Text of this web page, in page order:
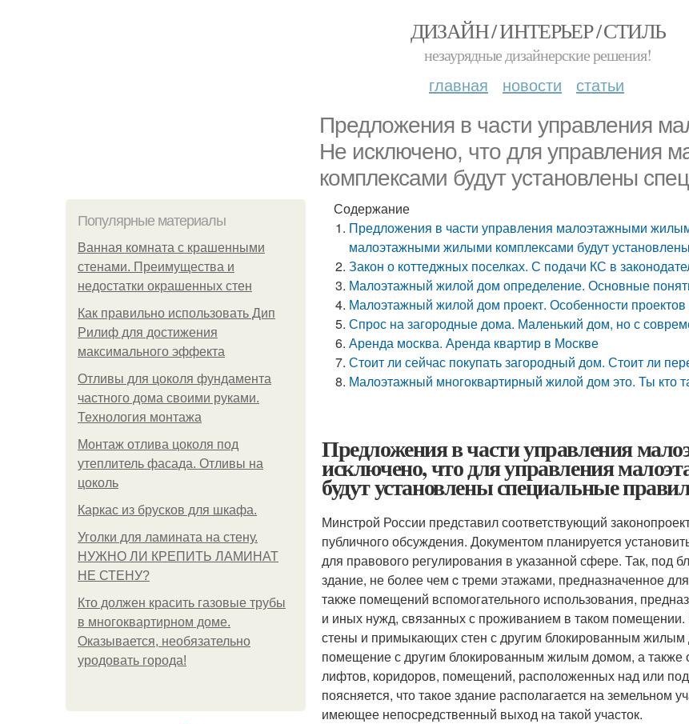
ДИЗАЙН / ИНТЕРЬЕР / СТИЛЬ
незаурядные дизайнерские решения!
главная новости статьи
Предложения в части управления
Не исключено, что для управления
комплексами будут установлены
Популярные материалы
Ванная комната с крашенными
стенами. Преимущества и
недостатки окрашенных стен
Как правильно использовать Дип
Рилиф для достижения
максимального эффекта
Отливы для цоколя фундамента
частного дома своими руками.
Технология монтажа
Монтаж отлива цоколя под
утеплитель фасада. Отливы на
цоколь
Каркас из брусков для шкафа.
Уголки для ламината на стену.
НУЖНО ЛИ КРЕПИТЬ ЛАМИНАТ
НЕ СТЕНУ?
Кто должен красить газовые трубы
в многоквартирном доме.
Оказывается, необязательно
уродовать города!
Содержание
Предложения в части управления малоэтажными
малоэтажными жилыми комплексами будут
Закон о коттеджных поселках. С подачи КС в
Малоэтажный жилой дом определение. Основные
Малоэтажный жилой дом проект. Особенности проектов
Спрос на загородные дома. Маленький дом, но с
Аренда москва. Аренда квартир в Москве
Стоит ли сейчас покупать загородный дом. Стоит ли
Малоэтажный многоквартирный жилой дом это. Ты кто
Предложения в части управления
исключено, что для управления
будут установлены специальные
Минстрой России представил соответствующий
публичного обсуждения. Документом планируется
для правового регулирования в указанной сфере. Так,
здание, не более чем c треми этажами, предназначенное
также помещений вспомогательного использования,
и иных нужд, связанных с проживанием в таком
стены и примыкающих стен с другим блокированным
помещение с другим блокированным жилым домом, а
лифтов, коридоров, помещений, расположенных над или
поясняется, что такое здание располагается на земельном
имеющее непосредственный выход на такой участок.